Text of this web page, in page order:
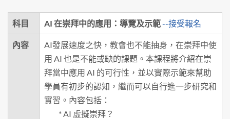
科目 AI 在崇拜中的應用：導覽及示範--接受報名
內容
AI發展速度之快，教會也不能抽身，在崇拜中使
用 AI 也是不能或缺的課題。本課程將介紹在崇
拜當中應用 AI 的可行性，並以實際示範來幫助
學員有初步的認知，繼而可以自行進一步研究和
實習。內容包括：
* AI 虛擬崇拜？